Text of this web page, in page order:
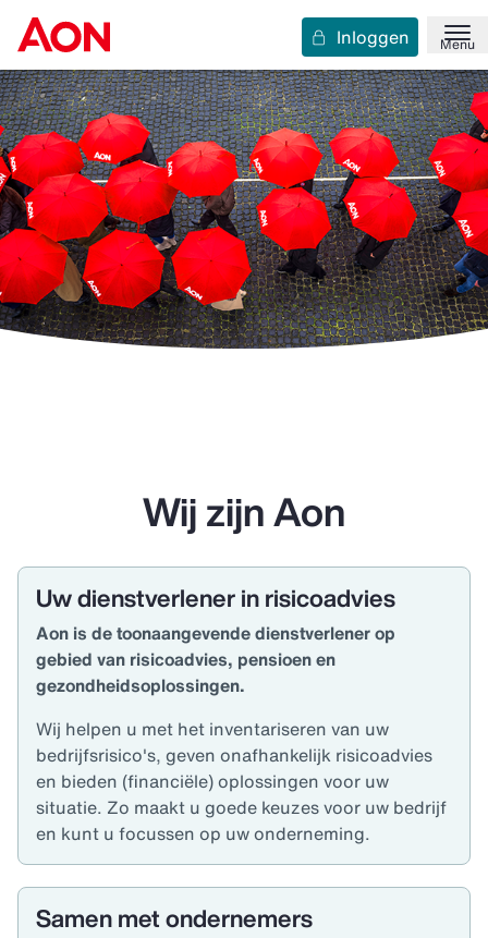
Menu
Inloggen
Wij zijn Aon
Uw dienstverlener in risicoadvies
Aon is de toonaangevende dienstverlener op
gebied van risicoadvies, pensioen en
gezondheidsoplossingen.
Wij helpen u met het inventariseren van uw
bedrijfsrisico's, geven onafhankelijk risicoadvies
en bieden (financiële) oplossingen voor uw
situatie. Zo maakt u goede keuzes voor uw bedrijf
en kunt u focussen op uw onderneming.
Samen met ondernemers